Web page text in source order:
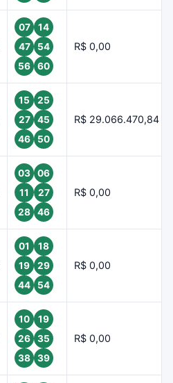
07
14
47
54
56
60
R$ 0,00
15
25
27
45
46
50
R$ 29.066.470,84
03
06
11
27
28
46
R$ 0,00
01
18
19
29
44
54
R$ 0,00
10
19
26
35
38
39
R$ 0,00